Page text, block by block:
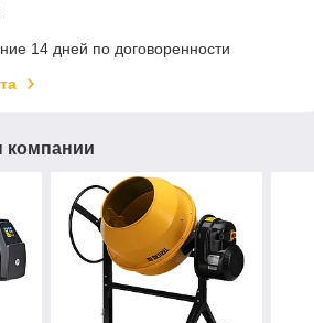
14 дней по договоренности
компании